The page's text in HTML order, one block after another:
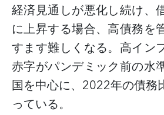
経済見通しが悪化し続け、
に上昇する場合、高債務を
すます難しくなる。高イン
赤字がパンデミック前の水
国を中心に、 2022年の債務
っている。